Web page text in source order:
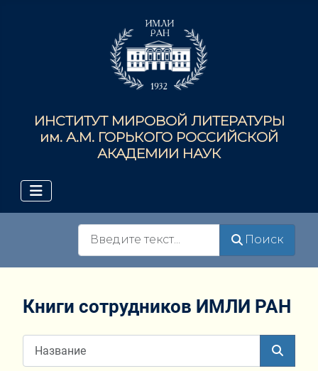
ИНСТИТУТ МИРОВОЙ ЛИТЕРАТУРЫ
им. А.М. ГОРЬКОГО РОССИЙСКОЙ
АКАДЕМИИ НАУК
Поиск
Книги сотрудников ИМЛИ РАН